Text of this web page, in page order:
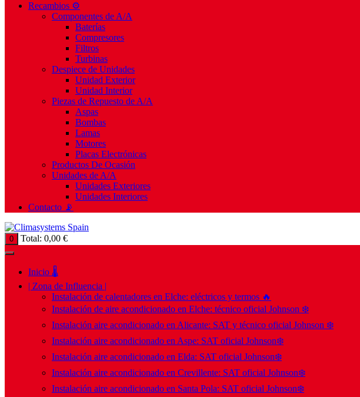
Recambios ⚙️
Componentes de A/A
Baterías
Compresores
Filtros
Turbinas
Despiece de Unidades
Unidad Exterior
Unidad Interior
Piezas de Repuesto de A/A
Aspas
Bombas
Lamas
Motores
Placas Electrónicas
Productos De Ocasión
Unidades de A/A
Unidades Exteriores
Unidades Interiores
Contacto 📡
0 Total: 0,00 €
Inicio 🌡️
| Zona de Influencia |
Instalación de calentadores en Elche: eléctricos y termos 🔥
Instalación de aire acondicionado en Elche: técnico oficial Johnson ❄️
Instalación aire acondicionado en Alicante: SAT y técnico oficial Johnson ❄️
Instalación aire acondicionado en Aspe: SAT oficial Johnson❄️
Instalación aire acondicionado en Elda: SAT oficial Johnson❄️
Instalación aire acondicionado en Crevillente: SAT oficial Johnson❄️
Instalación aire acondicionado en Santa Pola: SAT oficial Johnson❄️